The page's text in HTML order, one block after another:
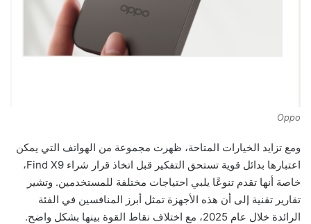
Oppo
ومع تزايد الخيارات المتاحة، ظهرت مجموعة من الهواتف التي يمكن
اعتبارها بدائل قوية تستحق التفكير قبل اتخاذ قرار شراء Find X9،
خاصة أنها تقدم تنوعًا يلبي احتياجات مختلفة للمستخدمين. وتشير
تقارير تقنية إلى أن هذه الأجهزة تمثل أبرز المنافسين في الفئة
الرائدة خلال عام 2025، مع اختلاف نقاط القوة بينها بشكل واضح.